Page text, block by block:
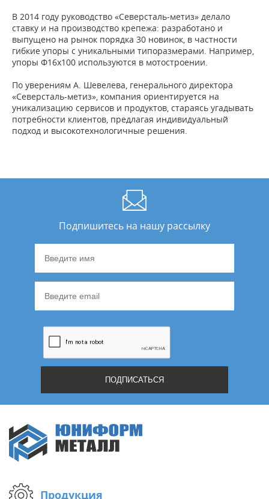
В 2014 году руководство «Северсталь-метиз» делало
ставку и на производство крепежа: разработано и
выпущено на рынок порядка 30 новинок, в частности
гибкие упоры с уникальными типоразмерами. Например,
упоры Ф16x100 используются в мотостроении.
По уверениям А. Шевелева, генерального директора
«Северсталь-метиз», компания ориентируется на
уникализацию сервисов и продуктов, стараясь угадывать
потребности клиентов, предлагая индивидуальный
подход и высокотехнологичные решения.
Подпишитесь на нашу рассылку
Продукция